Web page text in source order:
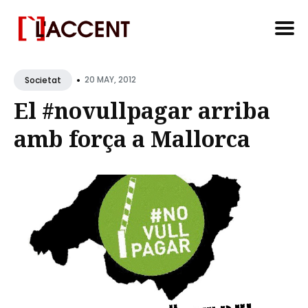
for
Blog
Societat • 20 MAY, 2012
El #novullpagar arriba
amb força a Mallorca